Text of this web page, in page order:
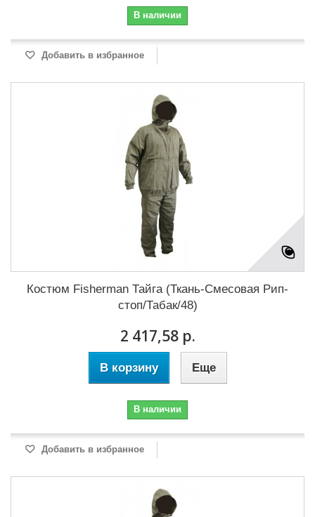
В наличии
Добавить в избранное
Костюм Fisherman Тайга (Ткань-Смесовая Рип-
стоп/Табак/48)
2 417,58 р.
В корзину Еще
В наличии
Добавить в избранное